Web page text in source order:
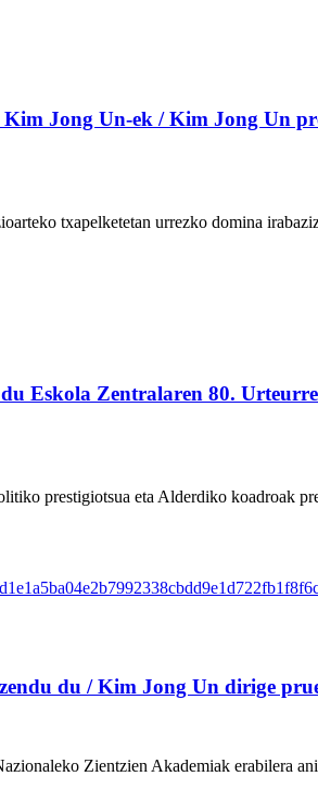
Jong Un-ek / Kim Jong Un
txapelketetan urrezko domina
Eskola Zentralaren 80.
prestigiotsua eta Alderdiko koadroak
du / Kim Jong Un dirige
Zientzien Akademiak erabilera